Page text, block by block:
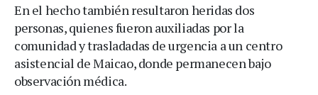
En el hecho también resultaron heridas dos
personas, quienes fueron auxiliadas por la
comunidad y trasladadas de urgencia a un centro
asistencial de Maicao, donde permanecen bajo
observación médica.